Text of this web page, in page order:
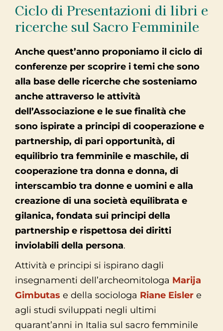
Ciclo di Presentazioni di libri e
ricerche sul Sacro Femminile
Anche quest’anno proponiamo il ciclo di
conferenze per scoprire i temi che sono
alla base delle ricerche che sosteniamo
anche attraverso le attività
dell’Associazione e le sue finalità che
sono ispirate a principi di cooperazione e
partnership, di pari opportunità, di
equilibrio tra femminile e maschile, di
cooperazione tra donna e donna, di
interscambio tra donne e uomini e alla
creazione di una società equilibrata e
gilanica, fondata sui principi della
partnership e rispettosa dei diritti
inviolabili della persona.
Attività e principi si ispirano dagli
insegnamenti dell’archeomitologa Marija
Gimbutas e della sociologa Riane Eisler e
agli studi sviluppati negli ultimi
quarant’anni in Italia sul sacro femminile